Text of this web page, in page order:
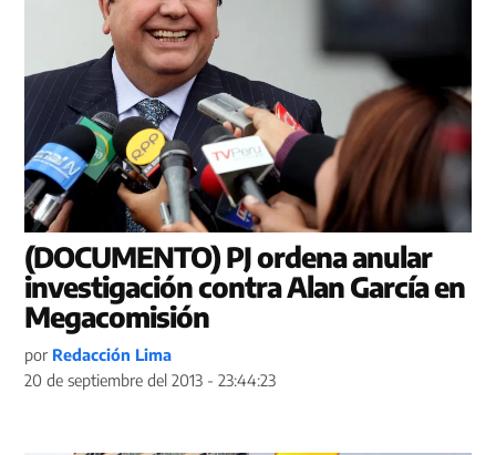
(DOCUMENTO) PJ ordena anular
investigación contra Alan García en
Megacomisión
por Redacción Lima
20 de septiembre del 2013 - 23:44:23